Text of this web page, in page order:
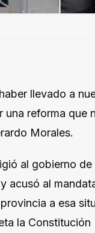
llevado a
reforma que
Morales.
al gobierno
acusó al
a esa
la Constitución